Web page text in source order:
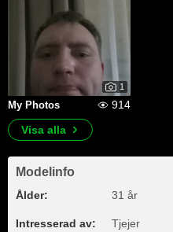
1
My Photos
914
Visa alla
Modelinfo
Ålder: 31 år
Intresserad av: Tjejer